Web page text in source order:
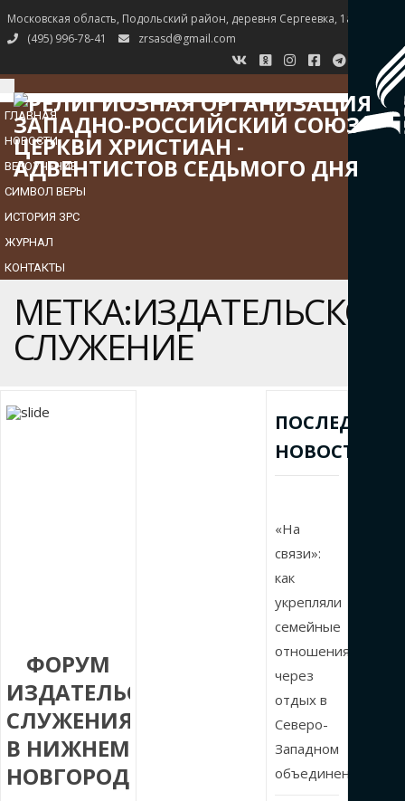
Московская область, Подольский район, деревня Сергеевка, 1а
(495) 996-78-41
zrsasd@gmail.com
TOGGLE
NAVIGATION
ГЛАВНАЯ
НОВОСТИ
ВЕРОУЧЕНИЕ
СИМВОЛ ВЕРЫ
ИСТОРИЯ ЗРС
ЖУРНАЛ
КОНТАКТЫ
МЕТКА:ИЗДАТЕЛЬСКОЕ
СЛУЖЕНИЕ
ФОРУМ
ИЗДАТЕЛЬСКОГО
СЛУЖЕНИЯ
В НИЖНЕМ
НОВГОРОДЕ
ПОСЛЕДНИЕ
НОВОСТИ
«На
связи»:
как
укрепляли
семейные
отношения
через
отдых в
Северо-
Западном
объединении